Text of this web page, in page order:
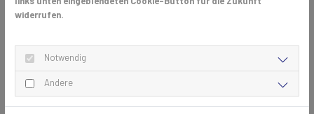
Stabilotec (PAE) eignet sich besonders für den Einsatz in stark
Einsatz ideal. Durch die hohe Eigenstabilität kann Stabilotec auch für
großflächige Elektrorollos eingesetzt werden.
Das Beste daran ist, egal ob Spannrahmen, Pendeltür oder
widerrufen.
Notwendig
Andere